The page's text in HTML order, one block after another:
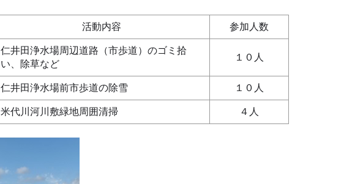
活動内容 参加人数
仁井田浄水場周辺道路（市歩道）のゴミ拾
い、除草など
１０人
仁井田浄水場前市歩道の除雪 １０人
米代川河川敷緑地周囲清掃 ４人